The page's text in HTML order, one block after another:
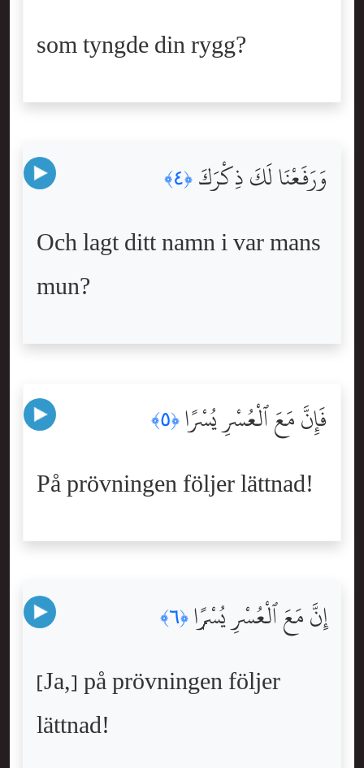
som tyngde din rygg?
وَرَفَعْنَا لَكَ ذِكْرَكَ ﴿٤﴾
Och lagt ditt namn i var mans
mun?
فَإِنَّ مَعَ ٱلْعُسْرِ يُسْرًا ﴿٥﴾
På prövningen följer lättnad!
إِنَّ مَعَ ٱلْعُسْرِ يُسْرًۭا ﴿٦﴾
[Ja,] på prövningen följer
lättnad!